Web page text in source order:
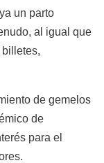
un parto
al igual que
billetes,
de gemelos
de
para el